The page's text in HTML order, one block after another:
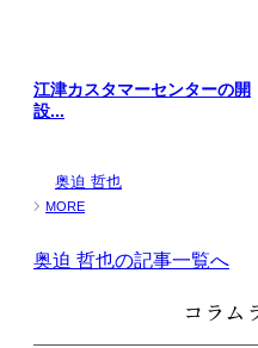
江津カスタマーセンターの開
設...
奥迫 哲也
MORE
奥迫 哲也の記事一覧へ
コラム